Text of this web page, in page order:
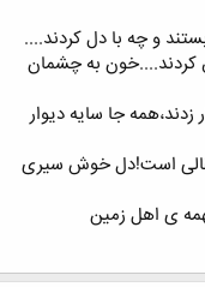
و چه با دل کردند....
کردند....خون به چشمان
جا سایه دیوار
است!دل خوش سیری
ی اهل زمین